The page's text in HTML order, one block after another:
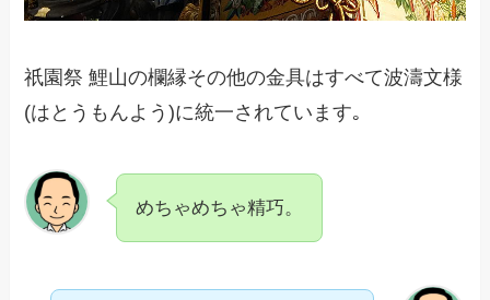
祇園祭 鯉山の欄縁その他の金具はすべて波濤文様
(はとうもんよう)に統一されています｡
めちゃめちゃ精巧。